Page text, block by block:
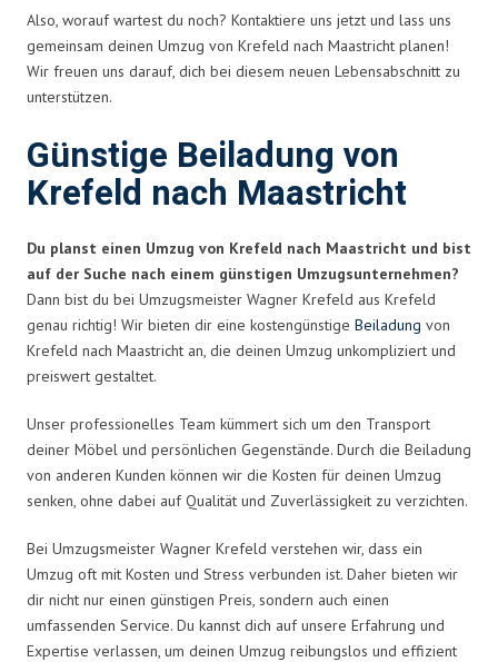
Also, worauf wartest du noch? Kontaktiere uns jetzt und lass uns
gemeinsam deinen Umzug von Krefeld nach Maastricht planen!
Wir freuen uns darauf, dich bei diesem neuen Lebensabschnitt zu
unterstützen.
Günstige Beiladung von
Krefeld nach Maastricht
Du planst einen Umzug von Krefeld nach Maastricht und bist
auf der Suche nach einem günstigen Umzugsunternehmen?
Dann bist du bei Umzugsmeister Wagner Krefeld aus Krefeld
genau richtig! Wir bieten dir eine kostengünstige Beiladung von
Krefeld nach Maastricht an, die deinen Umzug unkompliziert und
preiswert gestaltet.
Unser professionelles Team kümmert sich um den Transport
deiner Möbel und persönlichen Gegenstände. Durch die Beiladung
von anderen Kunden können wir die Kosten für deinen Umzug
senken, ohne dabei auf Qualität und Zuverlässigkeit zu verzichten.
Bei Umzugsmeister Wagner Krefeld verstehen wir, dass ein
Umzug oft mit Kosten und Stress verbunden ist. Daher bieten wir
dir nicht nur einen günstigen Preis, sondern auch einen
umfassenden Service. Du kannst dich auf unsere Erfahrung und
Expertise verlassen, um deinen Umzug reibungslos und effizient